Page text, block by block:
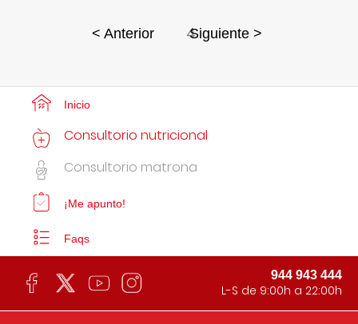
< Anterior 4
Siguiente >
Inicio
Consultorio nutricional
Consultorio matrona
¡Me apunto!
Faqs
944 943 444
L-S de 9:00h a 22:00h